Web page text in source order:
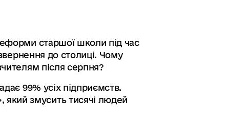
старшої школи під час
до столиці. Чому
після серпня?
99% усіх підприємств.
змусить тисячі людей